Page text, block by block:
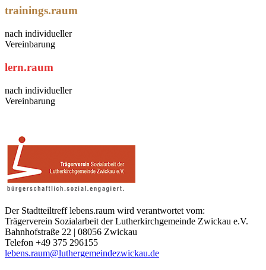
trainings.raum
nach individueller
Vereinbarung
lern.raum
nach individueller
Vereinbarung
Der Stadtteiltreff lebens.raum wird verantwortet vom:
Trägerverein Sozialarbeit der Lutherkirchgemeinde Zwickau e.V.
Bahnhofstraße 22 | 08056 Zwickau
Telefon +49 375 296155
lebens.raum@luthergemeindezwickau.de